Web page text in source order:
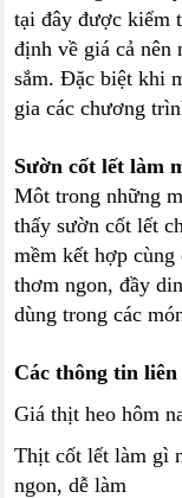
tại đây được kiểm
định về giá cả nên
sắm. Đặc biệt khi
gia các chương
Sườn cốt lết làm
Môt trong những
thấy sườn cốt lết
mềm kết hợp cùng
thơm ngon, đầy
dùng trong các
Các thông tin
Giá thịt heo hôm
Thịt cốt lết làm gì
ngon, dễ làm